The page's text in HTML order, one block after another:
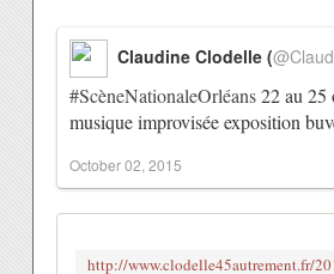
#ScèneNationaleOrléans22 au 25
musique improvisée exposition
Claudine Clodelle (
October 02, 2015